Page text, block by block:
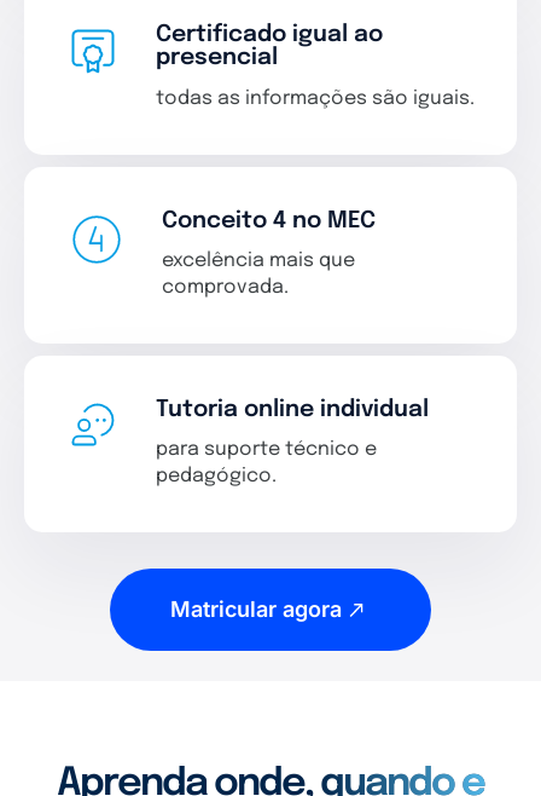
Certificado igual ao
presencial
todas as informações são iguais.
Conceito 4 no MEC
excelência mais que
comprovada.
Tutoria online individual
para suporte técnico e
pedagógico.
Matricular agora
Aprenda onde, quando e